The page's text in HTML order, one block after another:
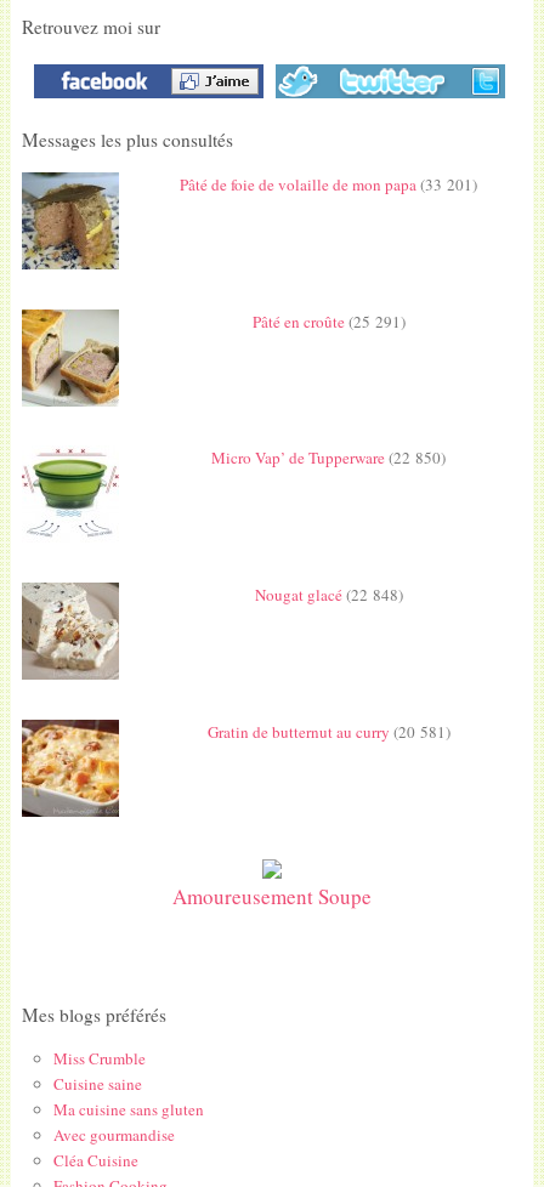
Retrouvez moi sur
Messages les plus consultés
Pâté de foie de volaille de mon papa(33 201)
Pâté en croûte(25 291)
Micro Vap’ de Tupperware(22 850)
Nougat glacé(22 848)
Gratin de butternut au curry (20 581)
Amoureusement Soupe
Mes blogs préférés
Miss Crumble
Cuisine saine
Ma cuisine sans gluten
Avec gourmandise
Cléa Cuisine